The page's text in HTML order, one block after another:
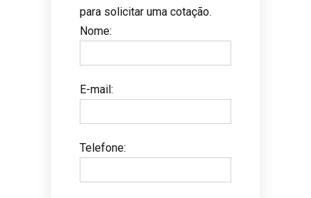
para solicitar uma cotação.
Nome:
E-mail:
Telefone: